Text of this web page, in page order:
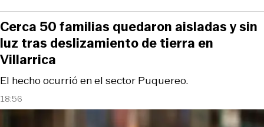
18:56
El hecho ocurrió en el sector Puquereo.
Cerca 50 familias quedaron aisladas y sin
luz tras deslizamiento de tierra en
Villarrica